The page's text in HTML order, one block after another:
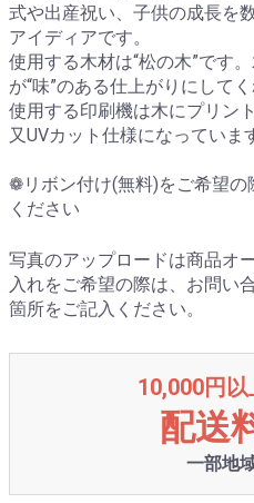
式や出産祝い、子供の成長を
アイディアです。
使用する木材は“松の木”です
が“味”のある仕上がりにしてく
使用する印刷機は木にプリン
又UVカット仕様になっていま
❁リボン付け(無料)をご希望の
ください
写真のアップロードは商品オ
入れをご希望の際は、お問い
箇所をご記入ください。
10,000円
配送
一部地